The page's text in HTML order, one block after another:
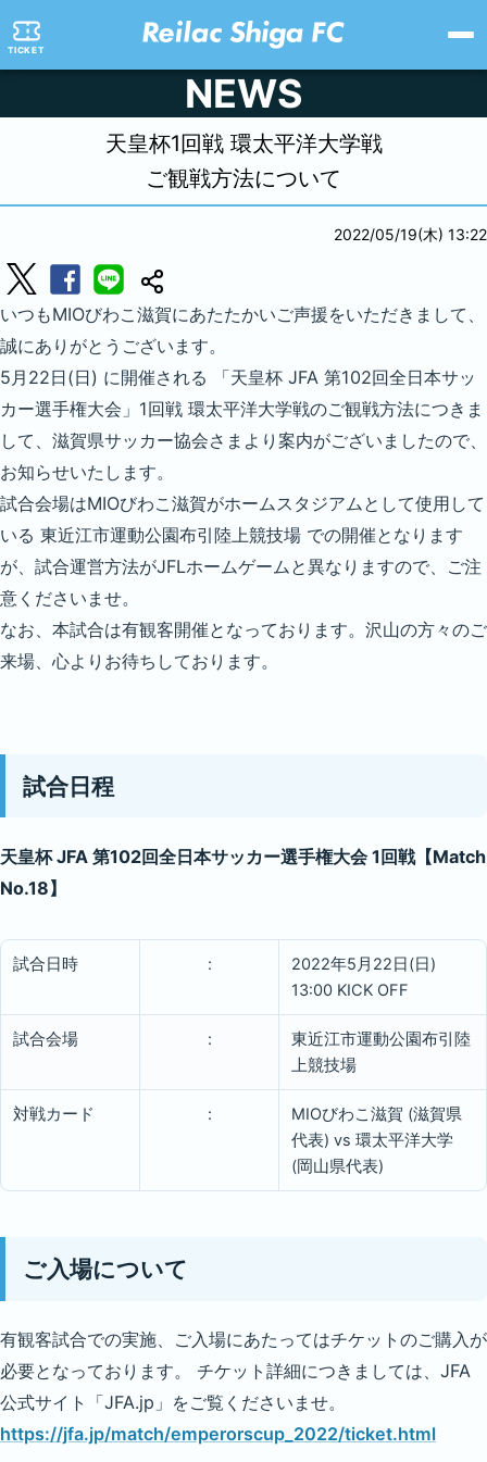
TICKET
NEWS
天皇杯1回戦 環太平洋大学戦
ご観戦方法について
2022/05/19(木) 13:22
いつもMIOびわこ滋賀にあたたかいご声援をいただきまして、
誠にありがとうございます。
5月22日(日) に開催される 「天皇杯 JFA 第102回全日本サッ
カー選手権大会」1回戦 環太平洋大学戦のご観戦方法につきま
して、滋賀県サッカー協会さまより案内がございましたので、
お知らせいたします。
試合会場はMIOびわこ滋賀がホームスタジアムとして使用して
いる 東近江市運動公園布引陸上競技場 での開催となります
が、試合運営方法がJFLホームゲームと異なりますので、ご注
意くださいませ。
なお、本試合は有観客開催となっております。沢山の方々のご
来場、心よりお待ちしております。
試合日程
天皇杯 JFA 第102回全日本サッカー選手権大会 1回戦【Match
No.18】
試合日時 :
2022年5月22日(日)
13:00 KICK OFF
試合会場 :
東近江市運動公園布引陸
上競技場
対戦カード :
MIOびわこ滋賀 (滋賀県
代表) vs 環太平洋大学
(岡山県代表)
ご入場について
有観客試合での実施、ご入場にあたってはチケットのご購入が
必要となっております。 チケット詳細につきましては、JFA
公式サイト「JFA.jp」をご覧くださいませ。
https://jfa.jp/match/emperorscup_2022/ticket.html